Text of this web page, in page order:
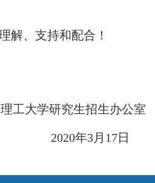
解、支持和配合！
工大学研究生招生办公室
020年3月 17日